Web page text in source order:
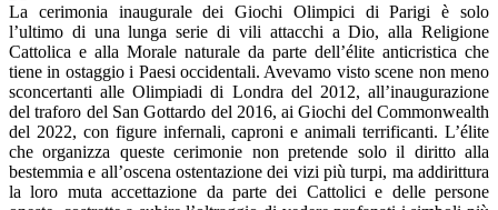
La cerimonia inaugurale dei Giochi Olimpici di Parigi è solo
l’ultimo di una lunga serie di vili attacchi a Dio, alla Religione
Cattolica e alla Morale naturale da parte dell’élite anticristica che
tiene in ostaggio i Paesi occidentali. Avevamo visto scene non meno
sconcertanti alle Olimpiadi di Londra del 2012, all’inaugurazione
del traforo del San Gottardo del 2016, ai Giochi del Commonwealth
del 2022, con figure infernali, caproni e animali terrificanti. L’élite
che organizza queste cerimonie non pretende solo il diritto alla
bestemmia e all’oscena ostentazione dei vizi più turpi, ma addirittura
la loro muta accettazione da parte dei Cattolici e delle persone